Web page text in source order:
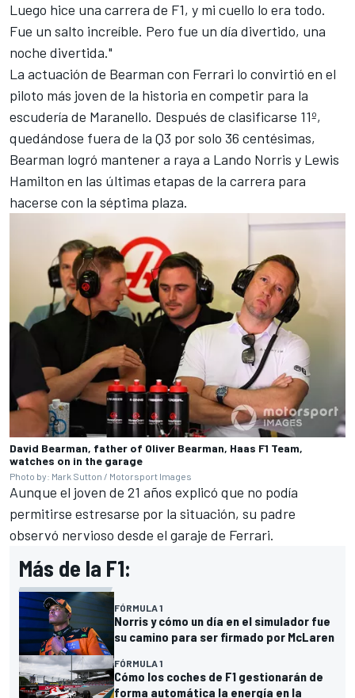
Luego hice una carrera de F1, y mi cuello lo era todo.
Fue un salto increíble. Pero fue un día divertido, una
noche divertida."
La actuación de Bearman con Ferrari lo convirtió en el
piloto más joven de la historia en competir para la
escudería de Maranello. Después de clasificarse 11º,
quedándose fuera de la Q3 por solo 36 centésimas,
Bearman logró mantener a raya a Lando Norris y Lewis
Hamilton en las últimas etapas de la carrera para
hacerse con la séptima plaza.
David Bearman, father of Oliver Bearman, Haas F1 Team,
watches on in the garage
Photo by: Mark Sutton / Motorsport Images
Aunque el joven de 21 años explicó que no podía
permitirse estresarse por la situación, su padre
observó nervioso desde el garaje de Ferrari.
Más de la F1:
FÓRMULA 1
Norris y cómo un día en el simulador fue
su camino para ser firmado por McLaren
FÓRMULA 1
Cómo los coches de F1 gestionarán de
forma automática la energía en la